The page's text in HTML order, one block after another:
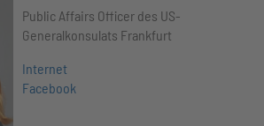
Public Affairs Officer des US-
Generalkonsulats Frankfurt
Internet
Facebook